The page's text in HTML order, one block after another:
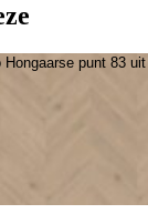
punt 83